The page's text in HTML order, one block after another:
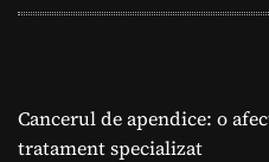
Cancerul de apendice: o
tratament specializat